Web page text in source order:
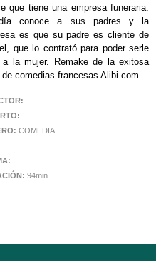
que tiene una empresa funeraria.
conoce a sus padres y la
es que su padre es cliente de
que lo contrató para poder serle
a la mujer. Remake de la exitosa
de comedias francesas Alibi.com.
COMEDIA
94min